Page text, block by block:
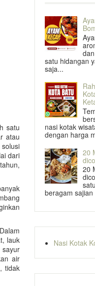
satu
atau
dari
lauk
air
tidak
satu hidangan
saja...
nasi kotak
dengan harga
20
20
beragam
Nasi Kotak